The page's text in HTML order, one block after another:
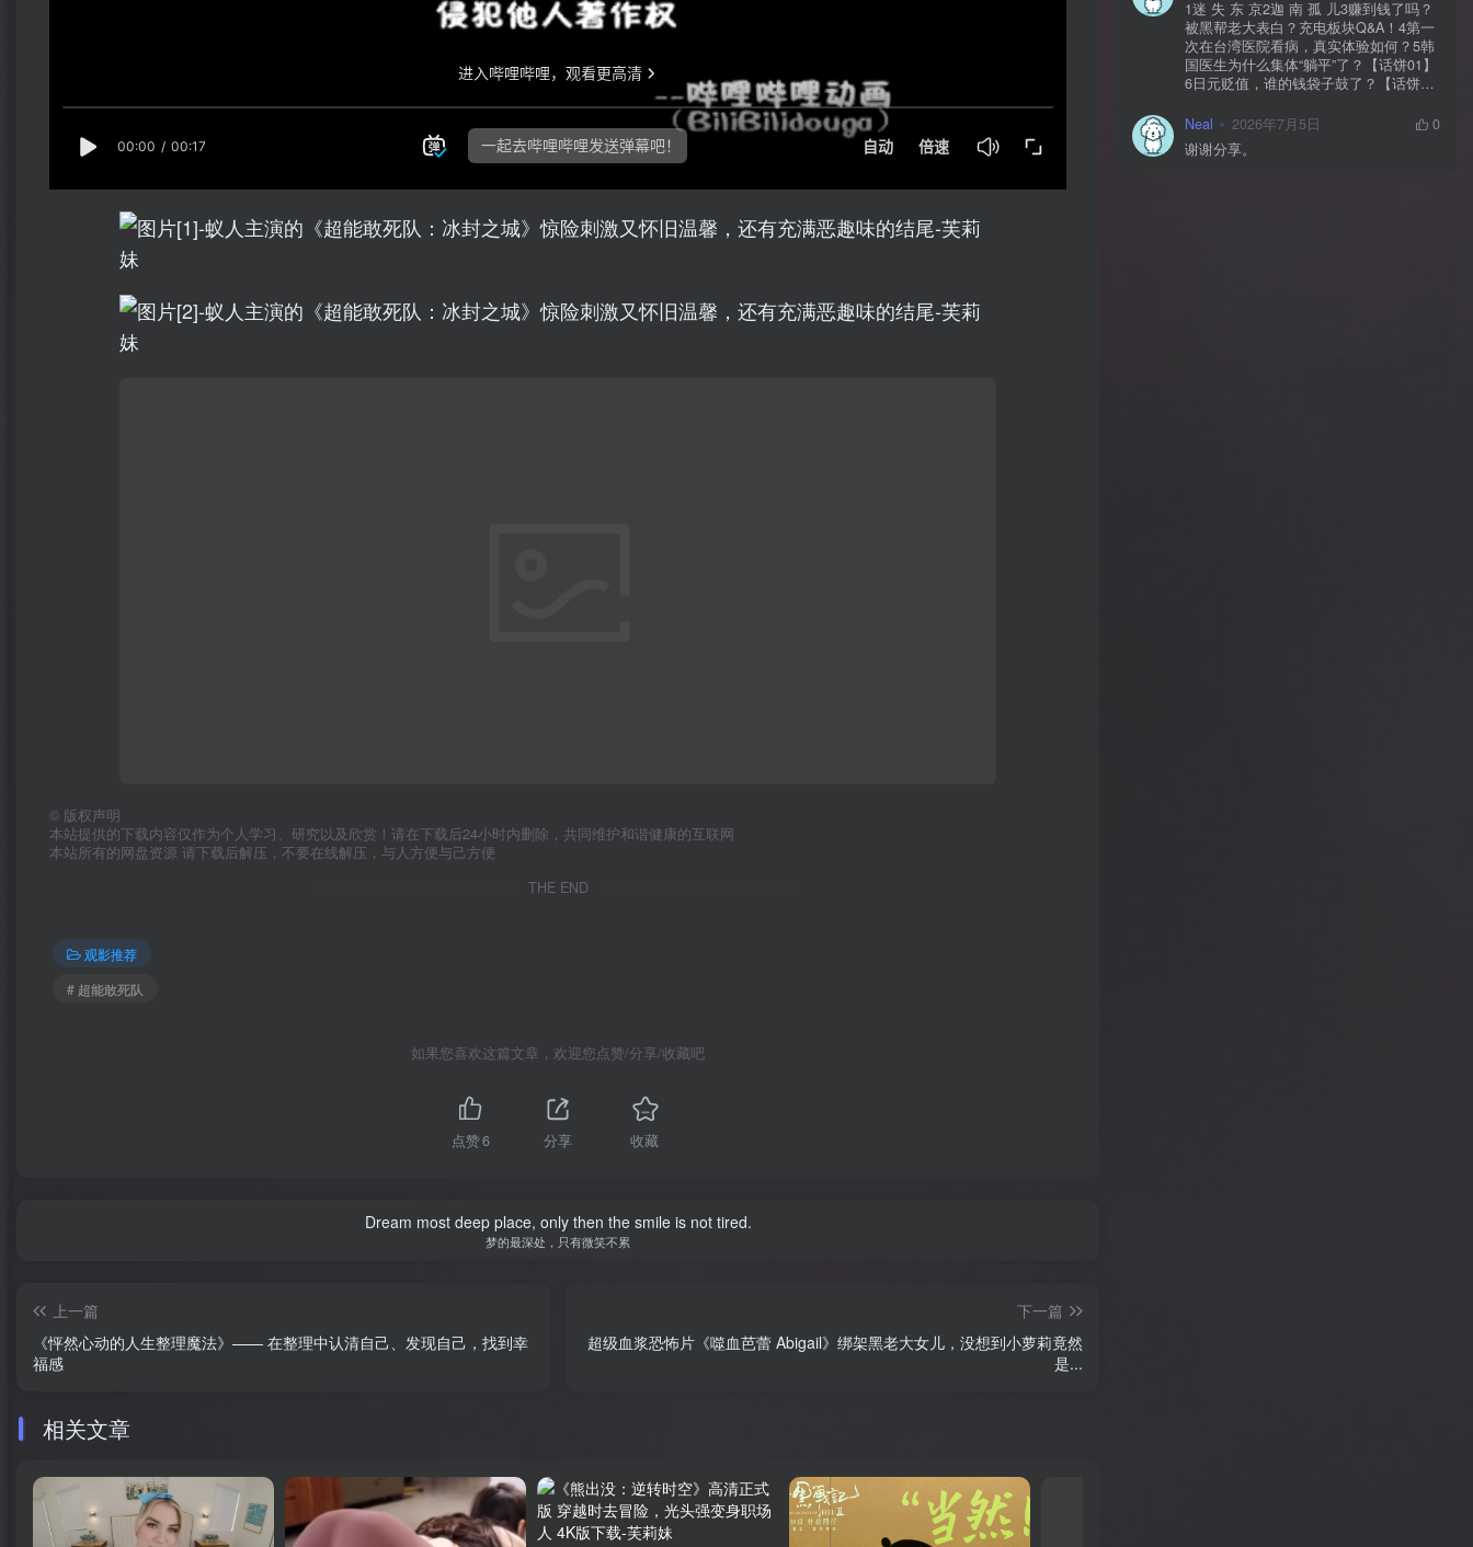
© 版权声明
本站提供的下载内容仅作为个人学习、研究以及欣赏！请在下载后24小时内删除，共同维护和谐健康的互联网
本站所有的网盘资源 请下载后解压，不要在线解压，与人方便与己方便
THE END
观影推荐
# 超能敢死队
如果您喜欢这篇文章，欢迎您点赞/分享/收藏吧
点赞6 分享 收藏
Dream most deep place, only then the smile is not tired.
梦的最深处，只有微笑不累
上一篇
《怦然心动的人生整理魔法》—— 在整理中认清自己、发现自己，找到幸
福感
下一篇
超级血浆恐怖片《噬血芭蕾 Abigail》绑架黑老大女儿，没想到小萝莉竟然
是...
相关文章
1迷 失 东 京2迦 南 孤 儿3赚到钱了吗？
被黑帮老大表白？充电板块Q&A！4第一
次在台湾医院看病，真实体验如何？5韩
国医生为什么集体“躺平”了？【话饼01】
6日元贬值，谁的钱袋子鼓了？【话饼
【下】9神 佑 之 地10不 愈 之 殇11你 好
美 国12独 自 等 待13中国人拍的阿根
廷，阿根廷人怎么看？【独自等待
Neal 2026年7月5日
0
谢谢分享。